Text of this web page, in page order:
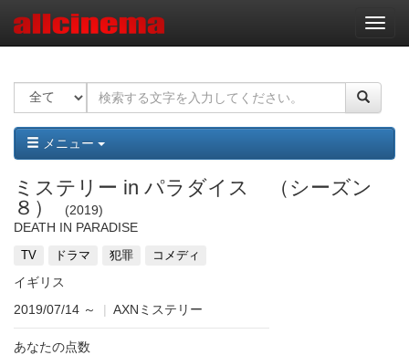
ナ
ビ
ー
ョ
ン
メニュー
ミステリー in パラダイス （シーズン
８）
2019
DEATH IN PARADISE
TV ドラマ 犯罪 コメディ
イギリス
2019/07/14 ～ | AXNミステリー
あなたの点数